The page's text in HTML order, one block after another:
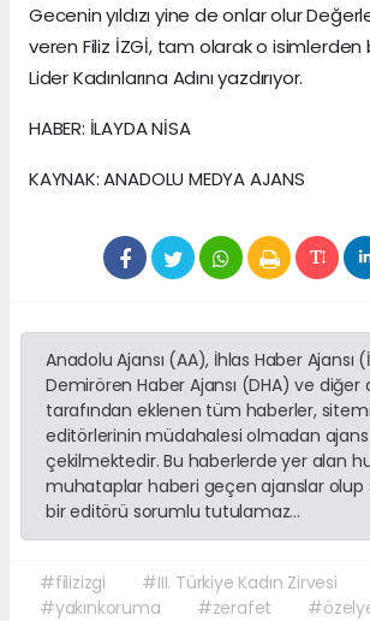
Gecenin yıldızı yine de onlar olur
veren Filiz İZGİ, tam olarak o isimlerden
Lider Kadınlarına Adını yazdırıyor.
HABER: İLAYDA NİSA
KAYNAK: ANADOLU MEDYA AJANS
Anadolu Ajansı (AA), İhlas Haber Ajansı
Demirören Haber Ajansı (DHA) ve diğer
tarafından eklenen tüm haberler,
editörlerinin müdahalesi olmadan ajans
çekilmektedir. Bu haberlerde yer alan
muhataplar haberi geçen ajanslar olup
bir editörü sorumlu tutulamaz...
#filizizgi #III. Türkiye Kadın Zirvesi
#yakınkoruma
#zerafet